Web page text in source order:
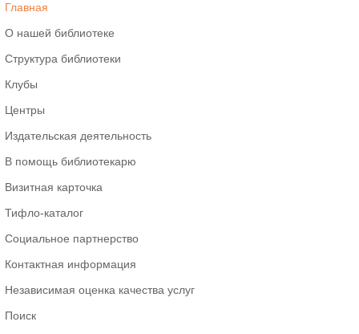
Главная
О нашей библиотеке
Структура библиотеки
Клубы
Центры
Издательская деятельность
В помощь библиотекарю
Визитная карточка
Тифло-каталог
Социальное партнерство
Контактная информация
Независимая оценка качества услуг
Поиск